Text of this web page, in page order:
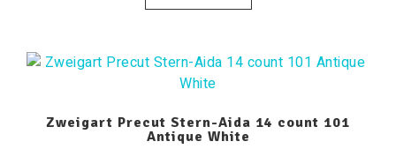
Zweigart Precut Stern-Aida 14 count 101
Antique White